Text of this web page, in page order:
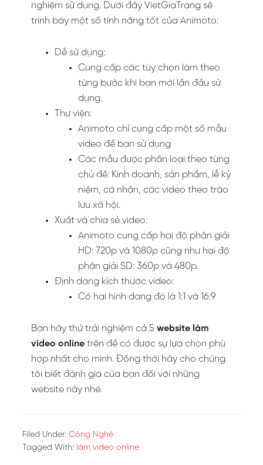
nghiệm sử dụng. Dưới đây VietGiaTrang sẽ
trình bày một số tính năng tốt của Animoto:
Dễ sử dụng:
Cung cấp các tùy chọn làm theo
từng bước khi bạn mới lần đầu sử
dụng.
Thư viện:
Animoto chỉ cung cấp một số mẫu
video để bạn sử dụng
Các mẫu được phân loại theo từng
chủ đề: Kinh doanh, sản phẩm, lễ kỷ
niệm, cá nhân, các video theo trào
lưu xã hội.
Xuất và chia sẻ video:
Animoto cung cấp hai độ phân giải
HD: 720p và 1080p cũng như hai độ
phân giải SD: 360p và 480p.
Định dạng kích thước video:
Có hai hình dang đó là 1:1 và 16:9
Bạn hãy thử trải nghiệm cả 5 website làm
video online trên để có được sự lựa chọn phù
hợp nhất cho mình. Đồng thời hãy cho chúng
tôi biết đánh giá của bạn đối với những
website này nhé.
Filed Under: Công Nghệ
Tagged With: làm video online